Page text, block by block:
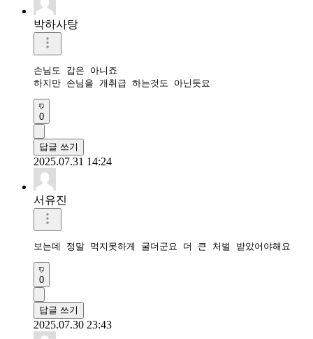
박하사탕
손님도 갑은 아니죠
하지만 손님을 개취급 하는것도 아닌듯요
0
답글 쓰기
2025.07.31 14:24
서유진
보는데 정말 먹지못하게 굴더군요 더 큰 처벌 받았어야해요
0
답글 쓰기
2025.07.30 23:43